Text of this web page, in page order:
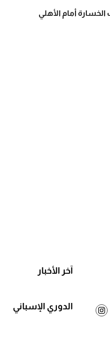
أمام الأهلي
آخر الأخبار
الدوري الإسباني